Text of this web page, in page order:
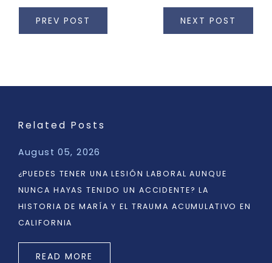
PREV POST NEXT POST
Related Posts
August 05, 2026
¿PUEDES TENER UNA LESIÓN LABORAL AUNQUE
NUNCA HAYAS TENIDO UN ACCIDENTE? LA
HISTORIA DE MARÍA Y EL TRAUMA ACUMULATIVO EN
CALIFORNIA
READ MORE